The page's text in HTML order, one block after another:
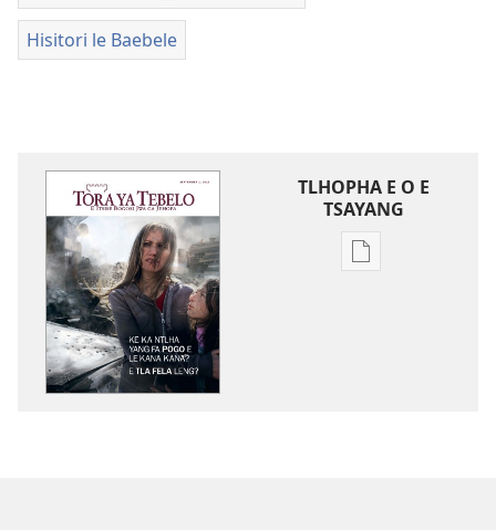
Hisitori le Baebele
TLHOPHA E O E
TSAYANG
Ditsela